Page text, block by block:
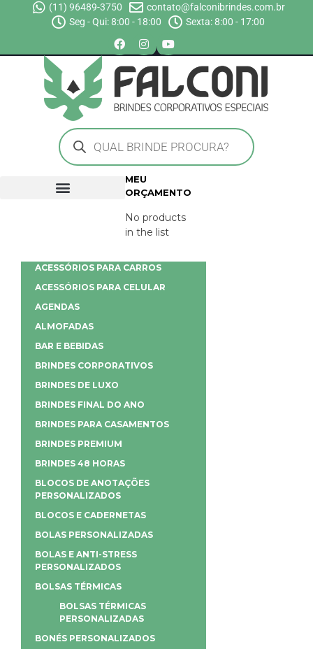
(11) 96489-3750
contato@falconibrindes.com.br
Seg - Qui: 8:00 - 18:00
Sexta: 8:00 - 17:00
MEU
ORÇAMENTO
No products
in the list
ACESSÓRIOS PARA CARROS
ACESSÓRIOS PARA CELULAR
AGENDAS
ALMOFADAS
BAR E BEBIDAS
BRINDES CORPORATIVOS
BRINDES DE LUXO
BRINDES FINAL DO ANO
BRINDES PARA CASAMENTOS
BRINDES PREMIUM
BRINDES 48 HORAS
BLOCOS DE ANOTAÇÕES
PERSONALIZADOS
BLOCOS E CADERNETAS
BOLAS PERSONALIZADAS
BOLAS E ANTI-STRESS
PERSONALIZADOS
BOLSAS TÉRMICAS
BOLSAS TÉRMICAS
PERSONALIZADAS
BONÉS PERSONALIZADOS